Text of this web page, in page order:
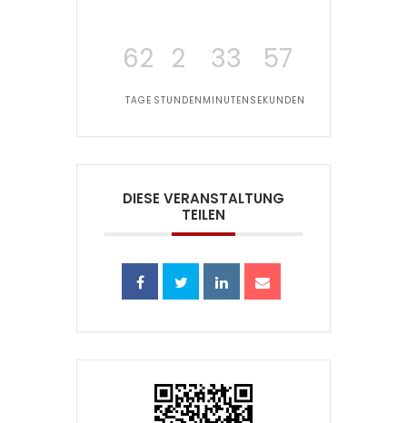
62
TAGE
2
STUNDEN
33
MINUTEN
57
SEKUNDEN
DIESE VERANSTALTUNG
TEILEN